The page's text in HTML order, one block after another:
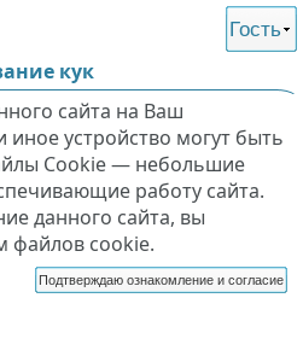
Гость
кук
сайта на Ваш
устройство могут быть
Cookie — небольшие
работу сайта.
данного сайта, вы
файлов cookie.
Подтверждаю ознакомление и согласие